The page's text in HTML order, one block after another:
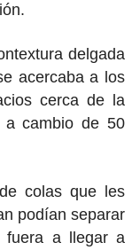
delgada
acercaba a los
cerca de la
a cambio de 50
colas que les
podían separar
fuera a llegar a